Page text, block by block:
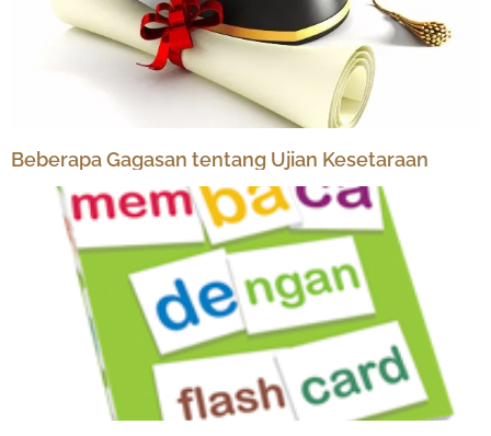
Beberapa Gagasan tentang Ujian Kesetaraan